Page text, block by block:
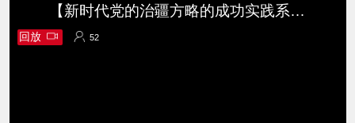
回放 52
【新时代党的治疆方略的成功实践系列主题新闻发布会】围绕“以铸牢中华民族共同体意识为主线 奋力谱写中国式现代化阿克苏实践新篇章”作介绍